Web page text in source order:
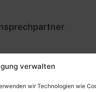
verwalten
wir Technologien wie